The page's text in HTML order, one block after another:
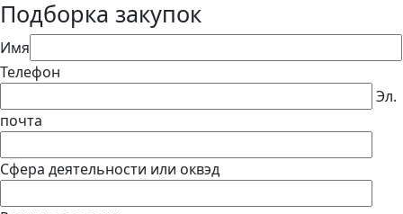
Подборка закупок
Имя
Телефон
Эл.
почта
Сфера деятельности или оквэд